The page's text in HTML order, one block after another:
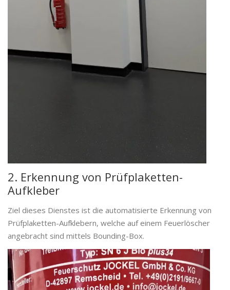
2. Erkennung von Prüfplaketten-
Aufkleber
Ziel dieses Dienstes ist die automatisierte Erkennung von
Prüfplaketten-Aufklebern, welche auf einem Feuerlöscher
angebracht sind mittels Bounding-Box.